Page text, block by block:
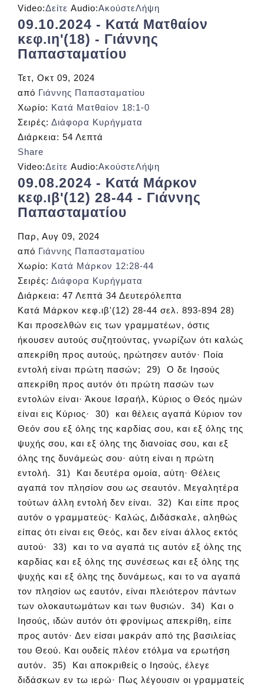
Video:Δείτε Audio:ΑκούστεΛήψη
09.10.2024 - Κατά Ματθαίον
κεφ.ιη'(18) - Γιάννης
Παπασταματίου
Τετ, Οκτ 09, 2024
από Γιάννης Παπασταματίου
Χωρίο: Κατά Ματθαίον 18:1-0
Σειρές: Διάφορα Κυρήγματα
Διάρκεια: 54 Λεπτά
Share
Video:Δείτε Audio:ΑκούστεΛήψη
09.08.2024 - Κατά Μάρκον
κεφ.ιβ'(12) 28-44 - Γιάννης
Παπασταματίου
Παρ, Αυγ 09, 2024
από Γιάννης Παπασταματίου
Χωρίο: Κατά Μάρκον 12:28-44
Σειρές: Διάφορα Κυρήγματα
Διάρκεια: 47 Λεπτά 34 Δευτερόλεπτα
Κατά Μάρκον κεφ.ιβ'(12) 28-44 σελ. 893-894 28)
Και προσελθών εις των γραμματέων, όστις
ήκουσεν αυτούς συζητούντας, γνωρίζων ότι καλώς
απεκρίθη προς αυτούς, ηρώτησεν αυτόν· Ποία
εντολή είναι πρώτη πασών; 29) Ο δε Ιησούς
απεκρίθη προς αυτόν ότι πρώτη πασών των
εντολών είναι· Άκουε Ισραήλ, Κύριος ο Θεός ημών
είναι εις Κύριος· 30) και θέλεις αγαπά Κύριον τον
Θεόν σου εξ όλης της καρδίας σου, και εξ όλης της
ψυχής σου, και εξ όλης της διανοίας σου, και εξ
όλης της δυνάμεώς σου· αύτη είναι η πρώτη
εντολή. 31) Και δευτέρα ομοία, αύτη· Θέλεις
αγαπά τον πλησίον σου ως σεαυτόν. Μεγαλητέρα
τούτων άλλη εντολή δεν είναι. 32) Και είπε προς
αυτόν ο γραμματεύς· Καλώς, Διδάσκαλε, αληθώς
είπας ότι είναι εις Θεός, και δεν είναι άλλος εκτός
αυτού· 33) και το να αγαπά τις αυτόν εξ όλης της
καρδίας και εξ όλης της συνέσεως και εξ όλης της
ψυχής και εξ όλης της δυνάμεως, και το να αγαπά
τον πλησίον ως εαυτόν, είναι πλειότερον πάντων
των ολοκαυτωμάτων και των θυσιών. 34) Και ο
Ιησούς, ιδών αυτόν ότι φρονίμως απεκρίθη, είπε
προς αυτόν· Δεν είσαι μακράν από της βασιλείας
του Θεού. Και ουδείς πλέον ετόλμα να ερωτήση
αυτόν. 35) Και αποκριθείς ο Ιησούς, έλεγε
διδάσκων εν τω ιερώ· Πως λέγουσιν οι γραμματείς